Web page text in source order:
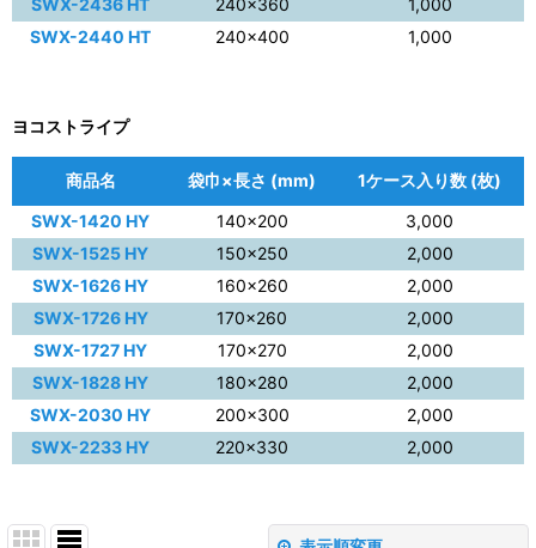
SWX-2436 HT
240×360
1,000
SWX-2440 HT
240×400 1,000
ヨコストライプ
商品名 袋巾×長さ (mm)
1ケース入り数 (枚)
SWX-1420 HY
140×200
3,000
SWX-1525 HY
150×250
2,000
SWX-1626 HY
160×260
2,000
SWX-1726 HY
170×260
2,000
SWX-1727 HY
170×270
2,000
SWX-1828 HY
180×280
2,000
SWX-2030 HY
200×300
2,000
SWX-2233 HY
220×330 2,000